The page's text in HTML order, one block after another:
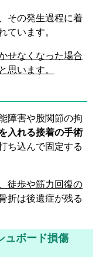
その発生過程に着
ています。
せなくなった場合
思います。
障害や股関節の拘
入れる接着の手術
ち込んで固定する
徒歩や筋力回復の
折は後遺症が残る
ュボード損傷